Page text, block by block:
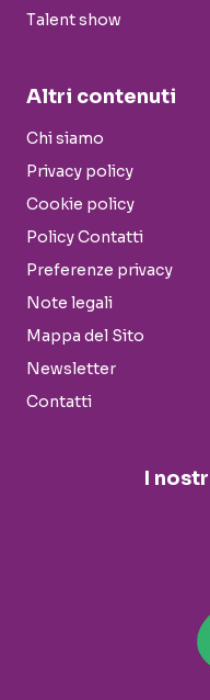
Talent show
Altri contenuti
Chi siamo
Privacy policy
Cookie policy
Policy Contatti
Preferenze privacy
Note legali
Mappa del Sito
Newsletter
Contatti
I